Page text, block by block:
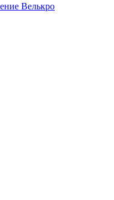
Велькро